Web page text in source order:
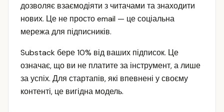
дозволяє взаємодіяти з читачами та знаходити
нових. Це не просто email — це соціальна
мережа для підписників.
Substack бере 10% від ваших підписок. Це
означає, що ви не платите за інструмент, а лише
за успіх. Для стартапів, які впевнені у своєму
контенті, це вигідна модель.